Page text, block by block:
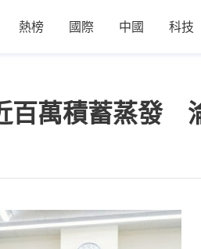
熱榜 國際 中國 科技
百萬積蓄蒸發